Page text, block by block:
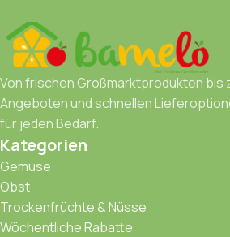
Von frischen Großmarktprodukten bis
Angeboten und schnellen
für jeden Bedarf.
Kategorien
Gemuse
Obst
Trockenfrüchte & Nüsse
Wöchentliche Rabatte